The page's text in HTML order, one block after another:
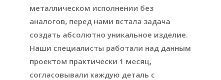
металлическом исполнении без
аналогов, перед нами встала задача
создать абсолютно уникальное изделие.
Наши специалисты работали над данным
проектом практически 1 месяц,
согласовывали каждую деталь с